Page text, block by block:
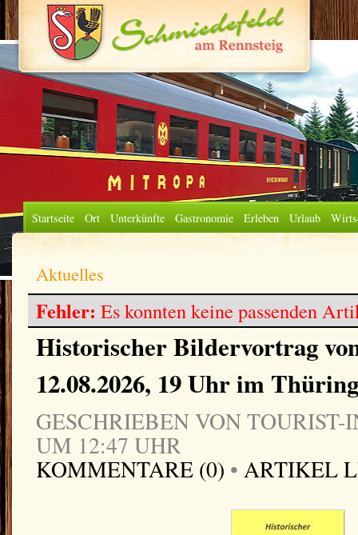
Startseite Ort Unterkünfte Gastronomie Erleben Urlaub
Aktuelles
Fehler: Es konnten keine passenden
Historischer Bildervortrag
12.08.2026, 19 Uhr im
GESCHRIEBEN VON TOURIST-
UM 12:47 UHR
KOMMENTARE (0) • ARTIKEL